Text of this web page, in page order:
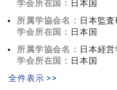
学会所在国： 日本国
所属学協会名： 日本監
学会所在国： 日本国
所属学協会名： 日本経
学会所在国： 日本国
全件表示 >>